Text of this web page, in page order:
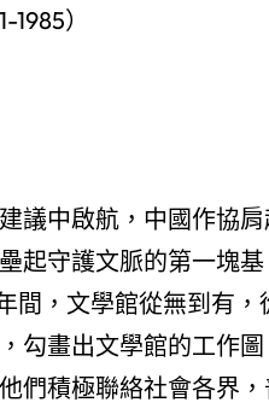
）
議中啟航，中國作協
起守護文脈的第一塊基
間，文學館從無到有，
勾畫出文學館的工作圖
們積極聯絡社會各界，